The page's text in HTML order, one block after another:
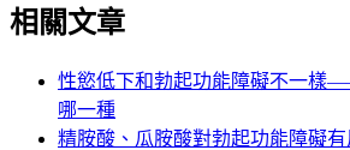
相關文章
性慾低下和勃起功能障礙不一樣
哪一種
精胺酸、瓜胺酸對勃起功能障礙